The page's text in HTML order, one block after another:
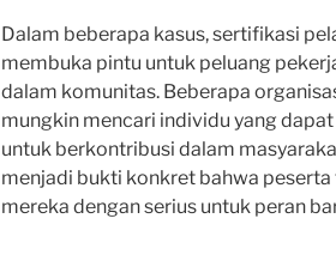
Dalam beberapa kasus, sertifikasi
membuka pintu untuk peluang
dalam komunitas. Beberapa
mungkin mencari individu yang
untuk berkontribusi dalam
menjadi bukti konkret bahwa
mereka dengan serius untuk peran